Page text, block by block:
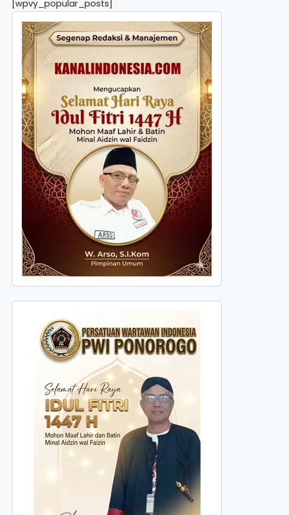
[wpvy_popular_posts]